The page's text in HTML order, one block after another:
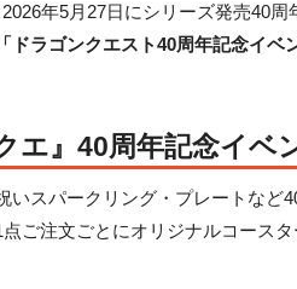
年5月27日にシリーズ発売40周
「ドラゴンクエスト40周年記念イベ
エ』40周年記念イベ
スパークリング・プレートなど
ご注文ごとにオリジナルコースタ